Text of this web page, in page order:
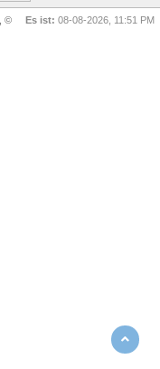
Es ist: 08-08-2026, 11:51 PM
, ©